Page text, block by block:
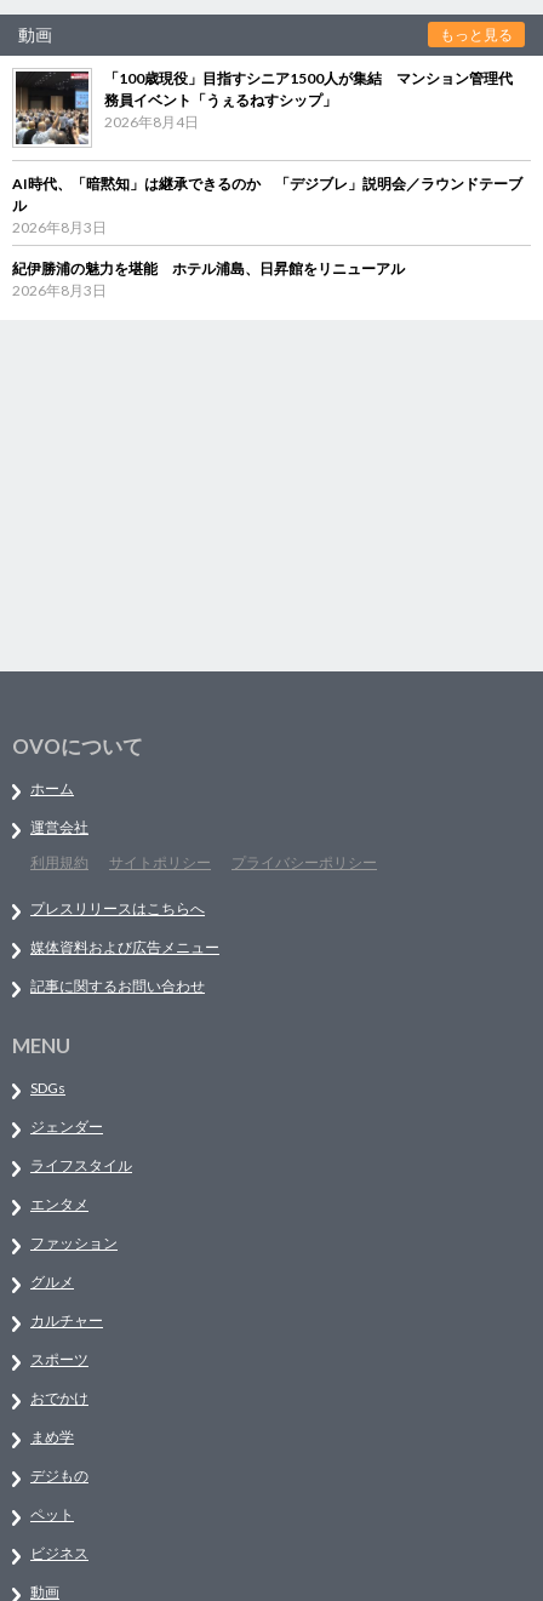
動画 もっと見る
「100歳現役」目指すシニア1500人が集結 マンション管理代
務員イベント「うぇるねすシップ」
2026年8月4日
AI時代、「暗黙知」は継承できるのか 「デジブレ」説明会／ラウンドテーブ
ル
2026年8月3日
紀伊勝浦の魅力を堪能 ホテル浦島、日昇館をリニューアル
2026年8月3日
OVOについて
ホーム
運営会社
利用規約
サイトポリシー プライバシーポリシー
プレスリリースはこちらへ
媒体資料および広告メニュー
記事に関するお問い合わせ
MENU
SDGs
ジェンダー
ライフスタイル
エンタメ
ファッション
グルメ
カルチャー
スポーツ
おでかけ
まめ学
デジもの
ペット
ビジネス
動画